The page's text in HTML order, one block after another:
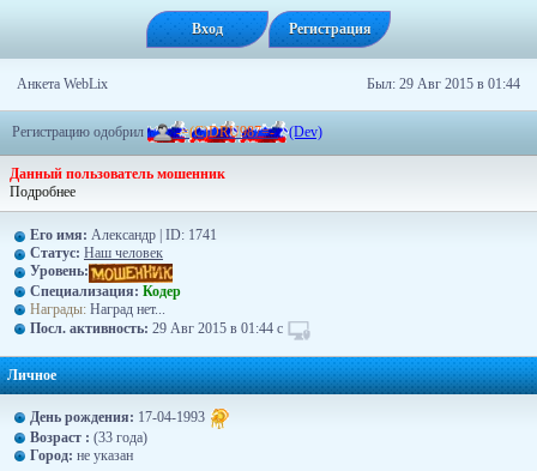
Вход Регистрация
Анкета WebLix Был: 29 Авг 2015 в 01:44
Регистрацию одобрил -=(C)DRU987=- (Dev)
Данный пользователь мошенник
Подробнее
Его имя: Александр | ID: 1741
Статус: Наш человек
Уровень:
Специализация: Кодер
Награды: Наград нет...
Посл. активность: 29 Авг 2015 в 01:44 с
Личное
День рождения: 17-04-1993
Возраст : (33 года)
Город: не указан